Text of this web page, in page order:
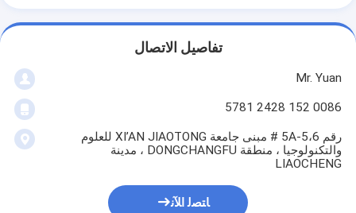
تفاصيل الاتصال
Mr. Yuan
0086 152 2428 5781
رقم 5A-5،6 # مبنى جامعة XI’AN JIAOTONG للعلوم
والتكنولوجيا ، منطقة DONGCHANGFU ، مدينة
LIAOCHENG
ﺎﺘﺼﻟ ﺍﻶﻧ